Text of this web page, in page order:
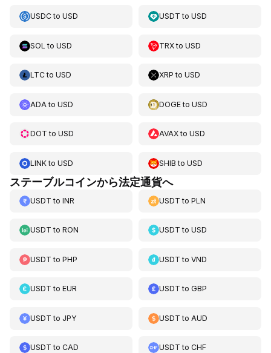
USDCto USD USDT toUSD
SOL to USD TRXtoUSD
LTCto USD XRP toUSD
ADA to USD DOGEtoUSD
DOT to USD AVAXtoUSD
LINKto USD SHIB toUSD
ステーブルコインから法定通貨へ
USDT to INR USDT toPLN
USDT to RON USDT toUSD
USDT to PHP USDT toVND
USDT to EUR USDT toGBP
USDT to JPY USDT to AUD
USDT to CAD USDT toCHF